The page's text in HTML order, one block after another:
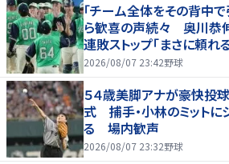
「チーム全体をその背中で
ら歓喜の声続々 奥川恭
連敗ストップ「まさに頼れ
2026/08/07 23:42野球
５４歳美脚アナが豪快
式 捕手・小林のミットに
る 場内歓声
2026/08/07 23:32野球